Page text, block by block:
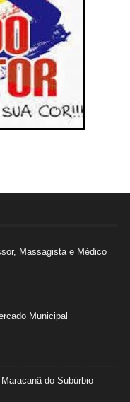
Massagista e Médico
Municipal
do Subúrbio